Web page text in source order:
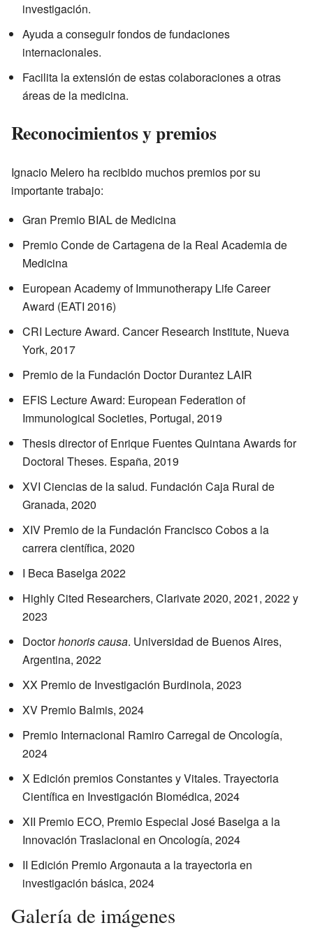
investigación.
Ayuda a conseguir fondos de fundaciones
internacionales.
Facilita la extensión de estas colaboraciones a otras
áreas de la medicina.
Reconocimientos y premios
Ignacio Melero ha recibido muchos premios por su
importante trabajo:
Gran Premio BIAL de Medicina
Premio Conde de Cartagena de la Real Academia de
Medicina
European Academy of Immunotherapy Life Career
Award (EATI 2016)
CRI Lecture Award. Cancer Research Institute, Nueva
York, 2017
Premio de la Fundación Doctor Durantez LAIR
EFIS Lecture Award: European Federation of
Immunological Societies, Portugal, 2019
Thesis director of Enrique Fuentes Quintana Awards for
Doctoral Theses. España, 2019
XVI Ciencias de la salud. Fundación Caja Rural de
Granada, 2020
XIV Premio de la Fundación Francisco Cobos a la
carrera científica, 2020
I Beca Baselga 2022
Highly Cited Researchers, Clarivate 2020, 2021, 2022 y
2023
Doctorhonoris causa. Universidad de Buenos Aires,
Argentina, 2022
XX Premio de Investigación Burdinola, 2023
XV Premio Balmis, 2024
Premio Internacional Ramiro Carregal de Oncología,
2024
X Edición premios Constantes y Vitales. Trayectoria
Científica en Investigación Biomédica, 2024
XII Premio ECO, Premio Especial José Baselga a la
Innovación Traslacional en Oncología, 2024
II Edición Premio Argonauta a la trayectoria en
investigación básica, 2024
Galería de imágenes